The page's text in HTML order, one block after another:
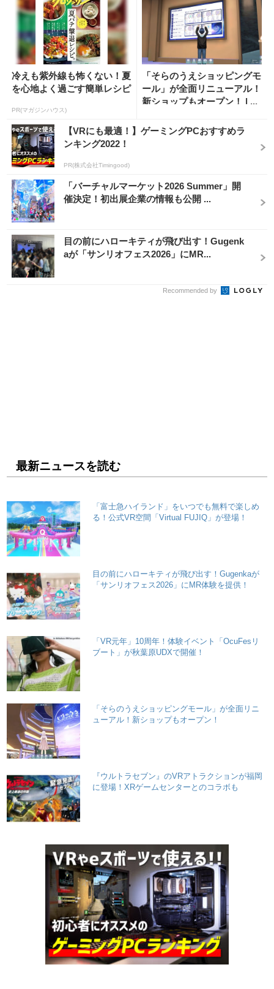
冷えも紫外線も怖くない！夏
を心地よく過ごす簡単レシピ
PR(マガジンハウス)
「そらのうえショッピングモ
ール」が全面リニューアル！
新ショップもオープン！ | ...
【VRにも最適！】ゲーミングPCおすすめラ
ンキング2022！
PR(株式会社Timingood)
「バーチャルマーケット2026 Summer」開
催決定！初出展企業の情報も公開 ...
目の前にハローキティが飛び出す！Gugenk
aが「サンリオフェス2026」にMR...
Recommended by
最新ニュースを読む
「富士急ハイランド」をいつでも無料で楽しめ
る！公式VR空間「Virtual FUJIQ」が登場！
目の前にハローキティが飛び出す！Gugenkaが
「サンリオフェス2026」にMR体験を提供！
「VR元年」10周年！体験イベント「OcuFesリ
ブート」が秋葉原UDXで開催！
「そらのうえショッピングモール」が全面リニ
ューアル！新ショップもオープン！
『ウルトラセブン』のVRアトラクションが福岡
に登場！XRゲームセンターとのコラボも